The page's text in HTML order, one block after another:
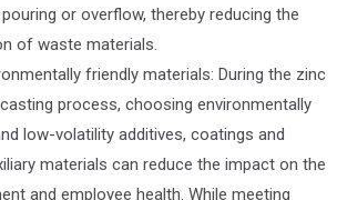
or overflow, thereby reducing the
of waste materials.
friendly materials: During the zinc
process, choosing environmentally
low-volatility additives, coatings and
materials can reduce the impact on the
and employee health. While meeting